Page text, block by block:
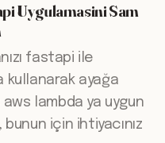
Uygulamasini Sam
fastapi ile
kullanarak ayağa
aws lambda ya uygun
için ihtiyacınız